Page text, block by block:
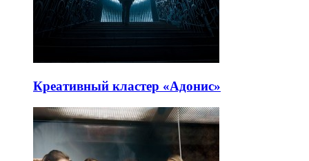
Креативный кластер «Адонис»